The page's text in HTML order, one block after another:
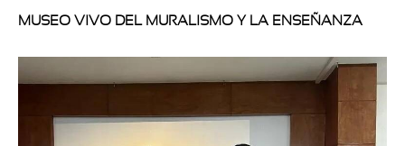
MUSEO VIVO DEL MURALISMO Y LA ENSEÑANZA